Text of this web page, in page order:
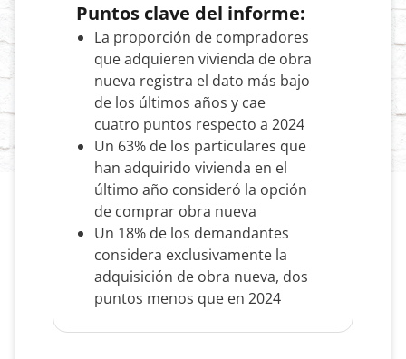
Puntos clave del informe:
La proporción de compradores
que adquieren vivienda de obra
nueva registra el dato más bajo
de los últimos años y cae
cuatro puntos respecto a 2024
Un 63% de los particulares que
han adquirido vivienda en el
último año consideró la opción
de comprar obra nueva
Un 18% de los demandantes
considera exclusivamente la
adquisición de obra nueva, dos
puntos menos que en 2024